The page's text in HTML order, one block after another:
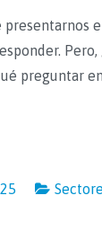
preguntar